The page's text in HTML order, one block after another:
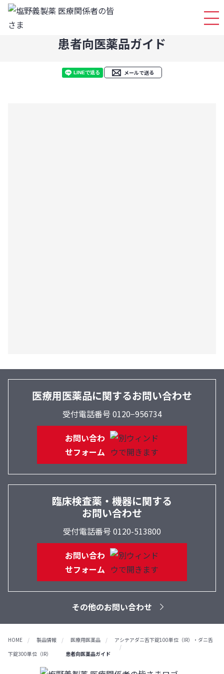
ログ
患者向医薬品ガイド
メールで送る
医療用医薬品に関するお問い合わせ
受付電話番号 0120−956734
お問い合わ
せフォーム
臨床検査薬・機器に関する
お問い合わせ
受付電話番号 0120-513800
お問い合わ
せフォーム
その他のお問い合わせ
HOME 製品情報 医療用医薬品
アシテアダニ舌下錠100単位（IR）・ダニ舌
下錠300単位（IR）
患者向医薬品ガイド